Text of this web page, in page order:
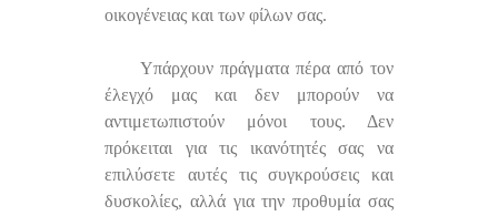
οικογένειας και των φίλων σας.
Υπάρχουν πράγματα πέρα ​​από τον
έλεγχό μας και δεν μπορούν να
αντιμετωπιστούν μόνοι τους. Δεν
πρόκειται για τις ικανότητές σας να
επιλύσετε αυτές τις συγκρούσεις και
δυσκολίες, αλλά για την προθυμία σας